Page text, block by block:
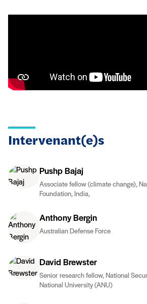
Intervenant(e)s
Pushp Bajaj
Associate fellow (climate change),
Foundation, India,
Anthony Bergin
Australian Defense Force
David Brewster
Senior research fellow, National
National University (ANU)